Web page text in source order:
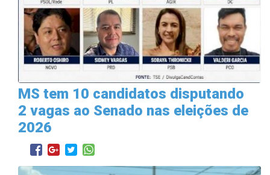
MS tem 10 candidatos disputando
2 vagas ao Senado nas eleições de
2026